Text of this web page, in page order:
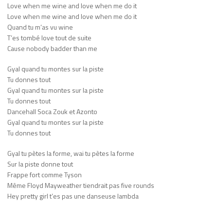
Love when me wine and love when me do it
Love when me wine and love when me do it
Quand tu m’as vu wine
T’es tombé love tout de suite
Cause nobody badder than me
Gyal quand tu montes sur la piste
Tu donnes tout
Gyal quand tu montes sur la piste
Tu donnes tout
Dancehall Soca Zouk et Azonto
Gyal quand tu montes sur la piste
Tu donnes tout
Gyal tu pètes la forme, wai tu pètes la forme
Sur la piste donne tout
Frappe fort comme Tyson
Même Floyd Mayweather tiendrait pas five rounds
Hey pretty girl t’es pas une danseuse lambda